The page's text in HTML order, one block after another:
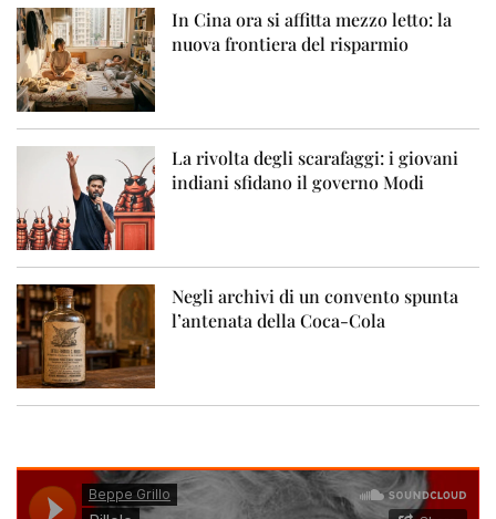
In Cina ora si affitta mezzo letto: la
nuova frontiera del risparmio
La rivolta degli scarafaggi: i giovani
indiani sfidano il governo Modi
Negli archivi di un convento spunta
l’antenata della Coca-Cola